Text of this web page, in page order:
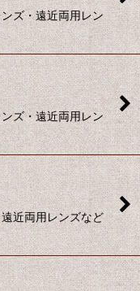
ズ・遠近両用レン
ズ・遠近両用レン
近両用レンズなど